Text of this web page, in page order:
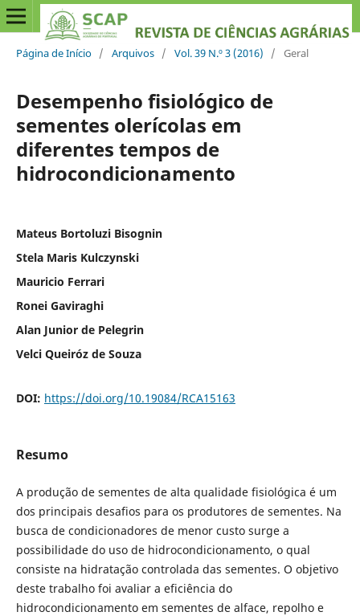
Página de Início / Arquivos / Vol. 39 N.º 3 (2016) / Geral
Desempenho fisiológico de
sementes olerícolas em
diferentes tempos de
hidrocondicionamento
Mateus Bortoluzi Bisognin
Stela Maris Kulczynski
Mauricio Ferrari
Ronei Gaviraghi
Alan Junior de Pelegrin
Velci Queiróz de Souza
DOI: https://doi.org/10.19084/RCA15163
Resumo
A produção de sementes de alta qualidade fisiológica é um
dos principais desafios para os produtores de sementes. Na
busca de condicionadores de menor custo surge a
possibilidade do uso de hidrocondicionamento, o qual
consiste na hidratação controlada das sementes. O objetivo
deste trabalho foi avaliar a eficiência do
hidrocondicionamento em sementes de alface, repolho e